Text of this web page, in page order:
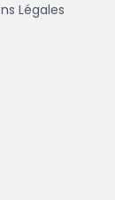
Légales